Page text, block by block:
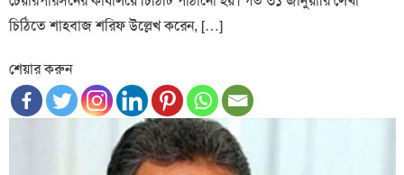
চিঠিতে শাহবাজ শরিফ উল্লেখ করেন, […]
শেয়ার করুন